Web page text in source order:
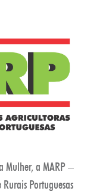
Mulher, a MARP –
Portuguesas